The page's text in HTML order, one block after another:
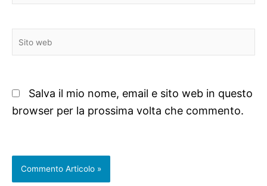
Sito
web
Salva il mio nome, email e sito web in questo
browser per la prossima volta che commento.